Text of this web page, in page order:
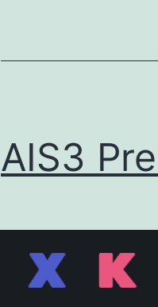
PHP
列
化
逃
逸
AIS3